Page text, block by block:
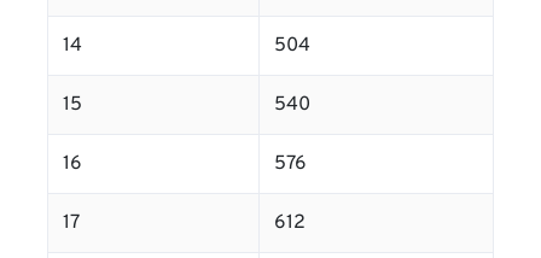
14 504
15 540
16 576
17 612